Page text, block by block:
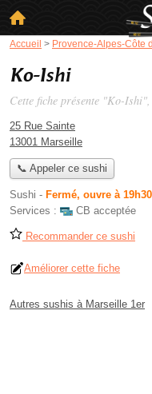
Accueil > Provence-Alpes-Côte
Ko-Ishi
Cette fiche présente "Ko-
25 Rue Sainte
13001 Marseille
📞 Appeler ce sushi
Sushi - Fermé, ouvre à 19h30
Services :
CB acceptée
Recommander ce sushi
Améliorer cette fiche
Autres sushis à Marseille 1er